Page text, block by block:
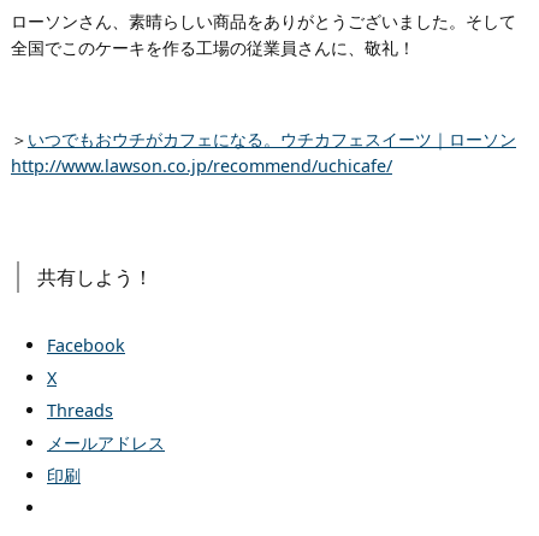
ローソンさん、素晴らしい商品をありがとうございました。そして
全国でこのケーキを作る工場の従業員さんに、敬礼！
＞ いつでもおウチがカフェになる。ウチカフェスイーツ｜ローソン
http://www.lawson.co.jp/recommend/uchicafe/
共有しよう！
Facebook
X
Threads
メールアドレス
印刷